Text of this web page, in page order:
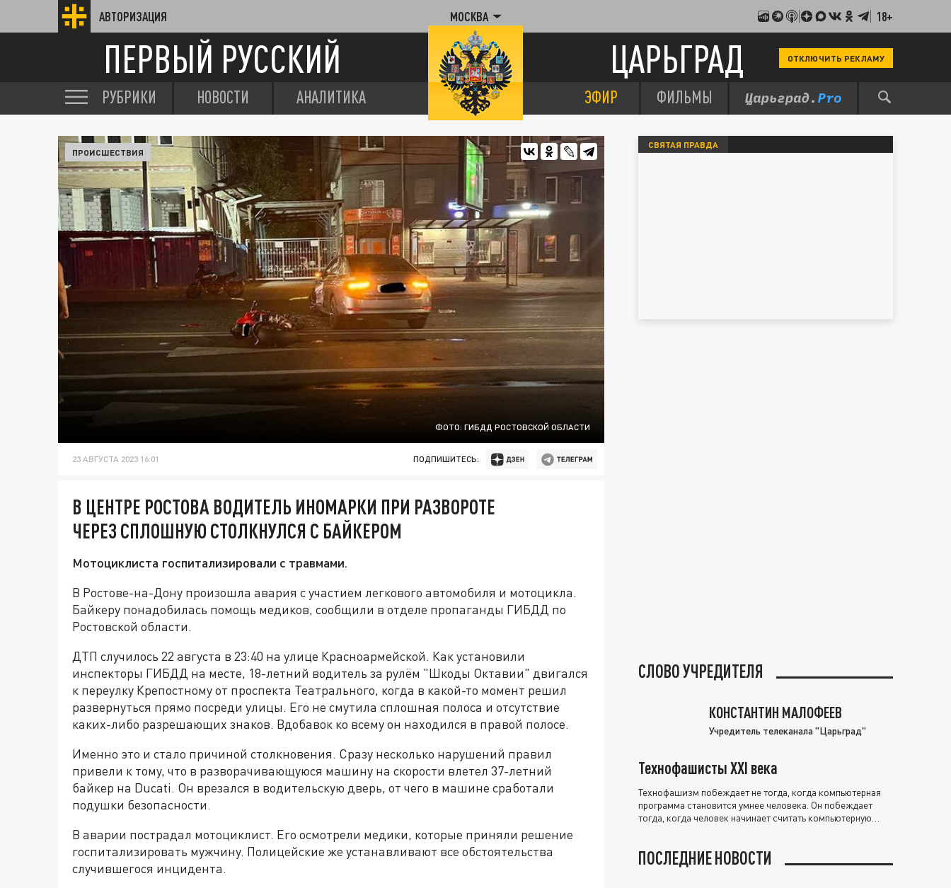
АВТОРИЗАЦИЯ МОСКВА 18+
ПЕРВЫЙ РУССКИЙ ЦАРЬГРАД ОТКЛЮЧИТЬ РЕКЛАМУ
РУБРИКИ НОВОСТИ АНАЛИТИКА ЭФИР ФИЛЬМЫ
ФОТО: ГИБДД РОСТОВСКОЙ ОБЛАСТИ
ПРОИСШЕСТВИЯ
23 АВГУСТА 2023 16:01 ПОДПИШИТЕСЬ:
В ЦЕНТРЕ РОСТОВА ВОДИТЕЛЬ ИНОМАРКИ ПРИ РАЗВОРОТЕ
ЧЕРЕЗ СПЛОШНУЮ СТОЛКНУЛСЯ С БАЙКЕРОМ
Мотоциклиста госпитализировали с травмами.
В Ростове-на-Дону произошла авария с участием легкового автомобиля и мотоцикла.
Байкеру понадобилась помощь медиков, сообщили в отделе пропаганды ГИБДД по
Ростовской области.
ДТП случилось 22 августа в 23:40 на улице Красноармейской. Как установили
инспекторы ГИБДД на месте, 18-летний водитель за рулём "Шкоды Октавии" двигался
к переулку Крепостному от проспекта Театрального, когда в какой-то момент решил
развернуться прямо посреди улицы. Его не смутила сплошная полоса и отсутствие
каких-либо разрешающих знаков. Вдобавок ко всему он находился в правой полосе.
Именно это и стало причиной столкновения. Сразу несколько нарушений правил
привели к тому, что в разворачивающуюся машину на скорости влетел 37-летний
байкер на Ducati. Он врезался в водительскую дверь, от чего в машине сработали
подушки безопасности.
В аварии пострадал мотоциклист. Его осмотрели медики, которые приняли решение
госпитализировать мужчину. Полицейские же устанавливают все обстоятельства
случившегося инцидента.
СВЯТАЯ ПРАВДА
СЛОВО УЧРЕДИТЕЛЯ
КОНСТАНТИН МАЛОФЕЕВ
Учредитель телеканала "Царьград"
Технофашисты XXI века
Технофашизм побеждает не тогда, когда компьютерная
программа становится умнее человека. Он побеждает
тогда, когда человек начинает считать компьютерную
ПОСЛЕДНИЕ НОВОСТИ